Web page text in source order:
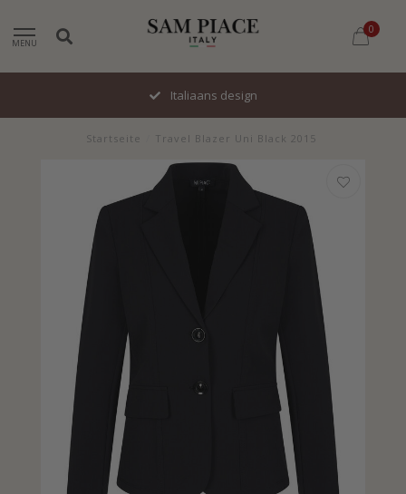
MENU
0
Italiaans design
Startseite Travel Blazer Uni Black 2015